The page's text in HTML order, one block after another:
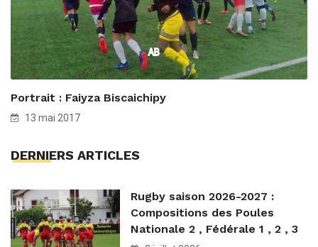
Portrait : Faiyza Biscaichipy
13 mai 2017
DERNIERS ARTICLES
Rugby saison 2026-2027 :
Compositions des Poules
Nationale 2 , Fédérale 1 , 2 , 3